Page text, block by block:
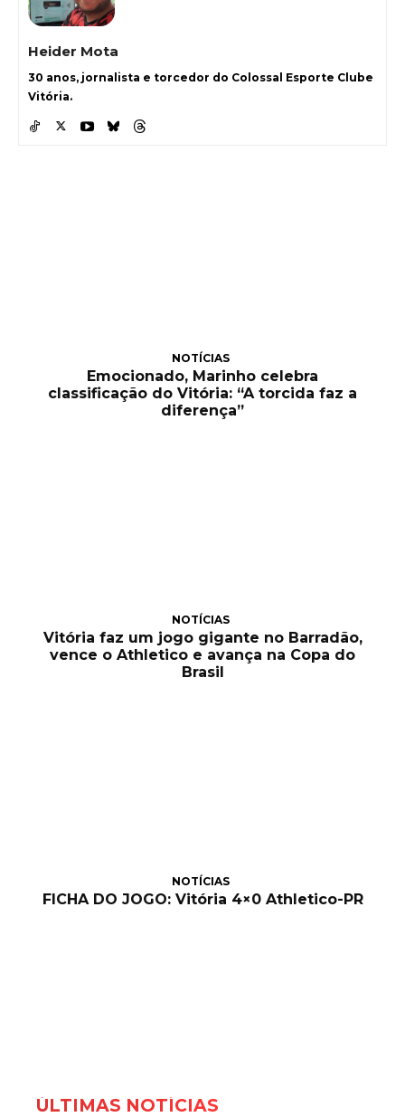
Heider Mota
30 anos, jornalista e torcedor do Colossal Esporte Clube
Vitória.
NOTÍCIAS
Emocionado, Marinho celebra
classificação do Vitória: “A torcida faz a
diferença”
NOTÍCIAS
Vitória faz um jogo gigante no Barradão,
vence o Athletico e avança na Copa do
Brasil
NOTÍCIAS
FICHA DO JOGO: Vitória 4×0 Athletico-PR
ÚLTIMAS NOTÍCIAS